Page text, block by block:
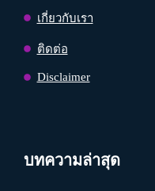
เกี่ยวกับเรา
ติดต่อ
Disclaimer
บทความล่าสุด